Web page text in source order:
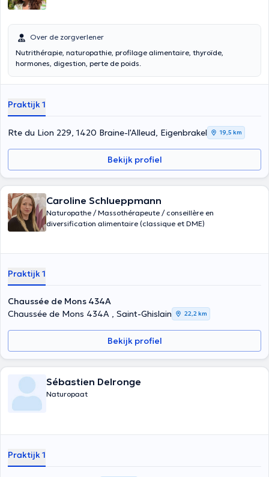
Over de zorgverlener
Nutrithérapie, naturopathie, profilage alimentaire, thyroïde,
hormones, digestion, perte de poids.
Praktijk 1
Rte du Lion 229, 1420 Braine-l'Alleud, Eigenbrakel 19,5 km
Bekijk profiel
Caroline Schlueppmann
Naturopathe / Massothérapeute / conseillère en
diversification alimentaire (classique et DME)
Praktijk 1
Chaussée de Mons 434A
Chaussée de Mons 434A , Saint-Ghislain
22,2 km
Bekijk profiel
Sébastien Delronge
Naturopaat
Praktijk 1